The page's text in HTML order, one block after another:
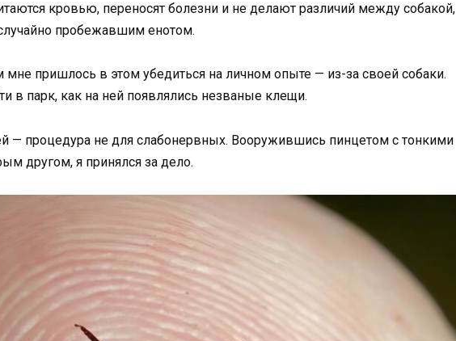
кровью, переносят болезни и не делают различий между собакой,
пробежавшим енотом.
пришлось в этом убедиться на личном опыте — из-за своей собаки.
в парк, как на ней появлялись незваные клещи.
— процедура не для слабонервных. Вооружившись пинцетом с тонкими
другом, я принялся за дело.